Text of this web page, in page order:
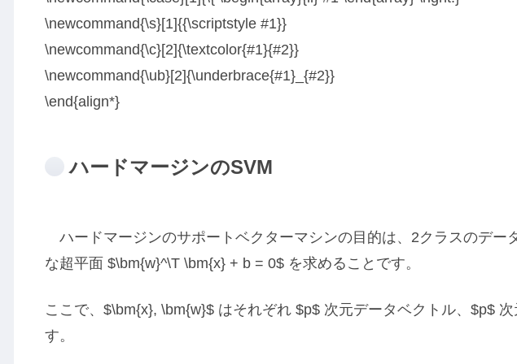
\newcommand{\s}[1]{{\scriptstyle #1}}
\newcommand{\c}[2]{\textcolor{#1}{#2}}
\newcommand{\ub}[2]{\underbrace{#1}_{#2}}
\end{align*}
ハードマージンのSVM
ハードマージンのサポートベクターマシンの目的は、2クラスのデー
な超平面 $\bm{w}^\T \bm{x} + b = 0$ を求めることです。
ここで、$\bm{x}, \bm{w}$ はそれぞれ $p$ 次元データベクトル、$p$
す。